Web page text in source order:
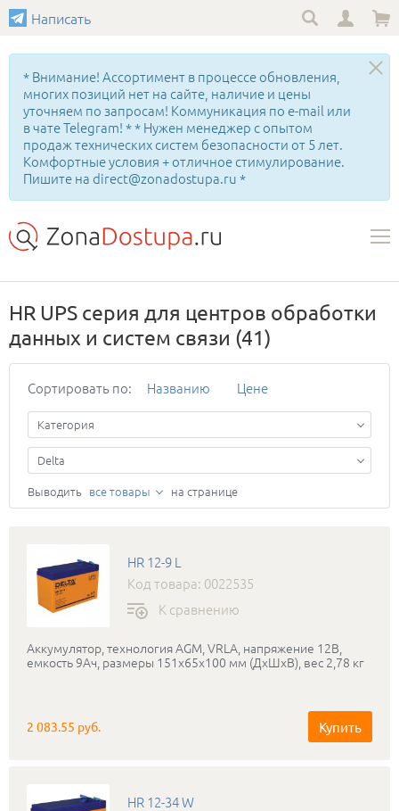
Написать
* Внимание! Ассортимент в процессе обновления,
многих позиций нет на сайте, наличие и цены
уточняем по запросам! Коммуникация по e-mail или
в чате Telegram! * * Нужен менеджер с опытом
продаж технических систем безопасности от 5 лет.
Комфортные условия + отличное стимулирование.
Пишите на direct@zonadostupa.ru *
HR UPS серия для центров обработки
данных и систем связи (41)
Сортировать по: Названию Цене
Категория
Delta
Выводить все товары на странице
HR 12-9 L
Код товара: 0022535
К сравнению
Аккумулятор, технология AGM, VRLA, напряжение 12В,
емкость 9Ач, размеры 151x65x100 мм (ДхШхВ), вес 2,78 кг
2 083.55 руб. Купить
HR 12-34 W